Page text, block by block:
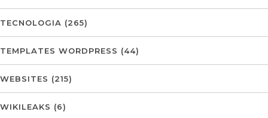
TECNOLOGIA (265)
TEMPLATES WORDPRESS (44)
WEBSITES (215)
WIKILEAKS (6)